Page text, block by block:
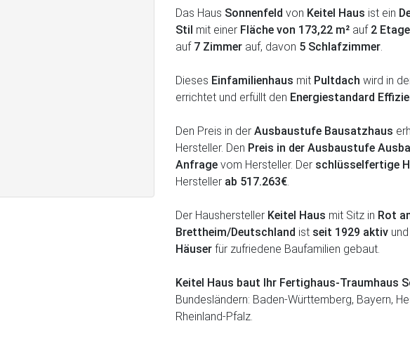
Das Haus Sonnenfeld von Keitel Haus ist ein
Stil mit einer Fläche von 173,22 m² auf 2
auf 7 Zimmer auf, davon 5 Schlafzimmer
Dieses Einfamilienhaus mit Pultdach wird in
errichtet und erfüllt den Energiestandard
Den Preis in der Ausbaustufe Bausatzhaus
Hersteller. Den Preis in der Ausbaustufe
Anfrage vom Hersteller. Der schlüsselfertige
Hersteller ab 517.263€
Der Haushersteller Keitel Haus mit Sitz in Rot
Brettheim/Deutschland ist seit 1929 aktiv
Häuser für zufriedene Baufamilien gebaut.
Keitel Haus baut Ihr Fertighaus-Traumhaus
Bundesländern: Baden-Württemberg, Bayern,
Rheinland-Pfalz.